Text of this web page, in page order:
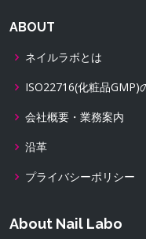
ABOUT
ネイルラボとは
ISO22716(化粧品GMP)
会社概要・業務案内
沿革
プライバシーポリシー
About Nail Labo